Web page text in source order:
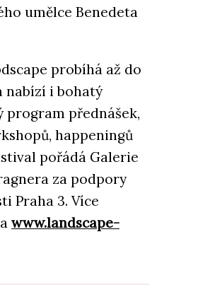
umělce Benedeta
probíhá až do
nabízí i bohatý
program přednášek,
happeningů
pořádá Galerie
za podpory
Praha 3. Více
www.landscape-